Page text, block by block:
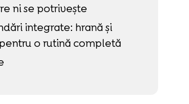
ni se potrivește
integrate: hrană și
o rutină completă